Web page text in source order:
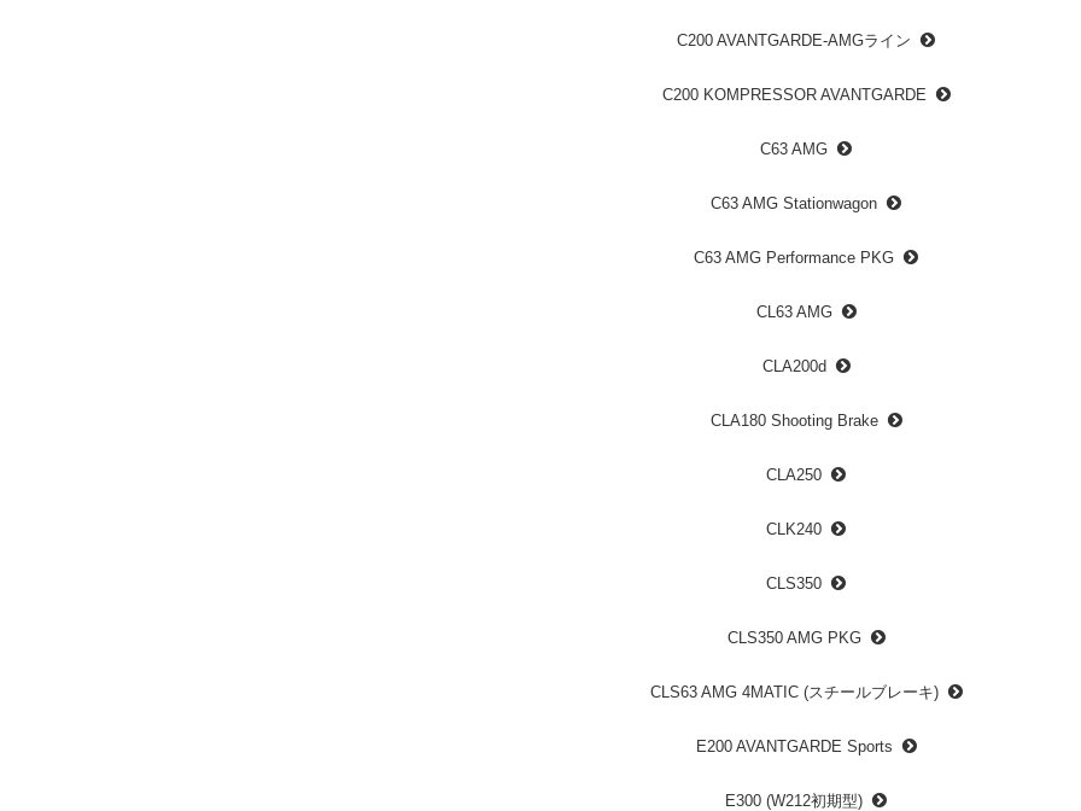
C200 AVANTGARDE-AMGライン
C200 KOMPRESSOR AVANTGARDE
C63 AMG
C63 AMG Stationwagon
C63 AMG Performance PKG
CL63 AMG
CLA200d
CLA180 Shooting Brake
CLA250
CLK240
CLS350
CLS350 AMG PKG
CLS63 AMG 4MATIC (スチールブレーキ)
E200 AVANTGARDE Sports
E300 (W212初期型)